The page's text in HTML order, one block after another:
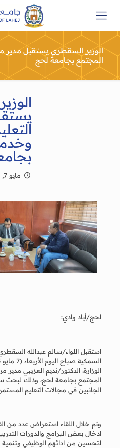
الوزير السقطري يستقبل مدير
المجتمع بجامعة لحج
مايو 7, 2025
لحج/أياد وادي:
استقبل اللواء/سالم عبدالله
الوزارة، الدكتور/نديم العزيبي
المجتمع بجامعة لحج، وذلك لبحث
الجانبين في مجالات التعليم
وتم خلال اللقاء استعراض عدد من
ادخال بعض البرامج والدورات
لتحسين من ادائهم الوظيفي وتنمية